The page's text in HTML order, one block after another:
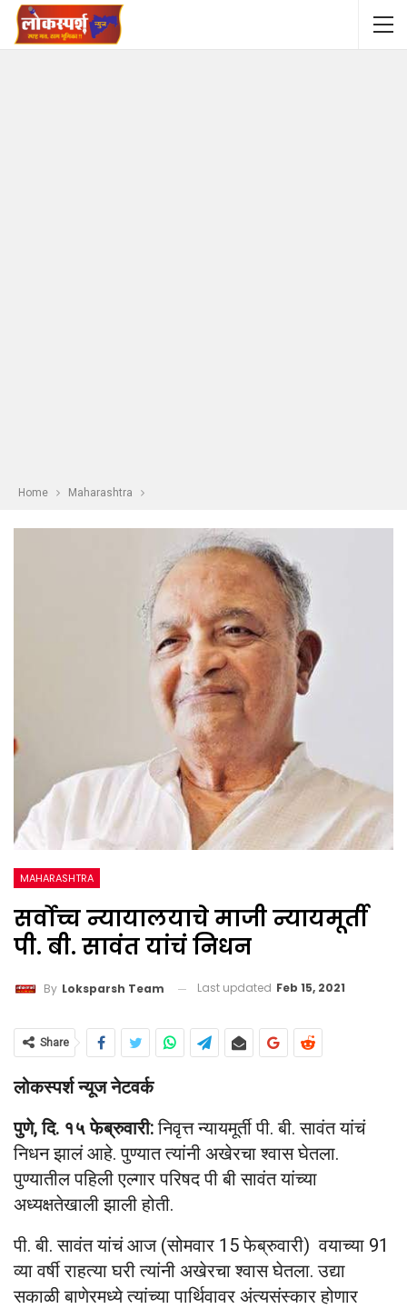
Home Maharashtra
MAHARASHTRA
सर्वोच्च न्यायालयाचे माजी न्यायमूर्ती
पी. बी. सावंत यांचं निधन
By Loksparsh Team Last updated Feb 15, 2021
Share
लोकस्पर्श न्यूज नेटवर्क
पुणे, दि. १५ फेब्रुवारी:निवृत्त न्यायमूर्ती पी. बी. सावंत यांचं
निधन झालं आहे. पुण्यात त्यांनी अखेरचा श्वास घेतला.
पुण्यातील पहिली एल्गार परिषद पी बी सावंत यांच्या
अध्यक्षतेखाली झाली होती.
पी. बी. सावंत यांचं आज (सोमवार 15 फेब्रुवारी) वयाच्या 91
व्या वर्षी राहत्या घरी त्यांनी अखेरचा श्वास घेतला. उद्या
सकाळी बाणेरमध्ये त्यांच्या पार्थिवावर अंत्यसंस्कार होणार